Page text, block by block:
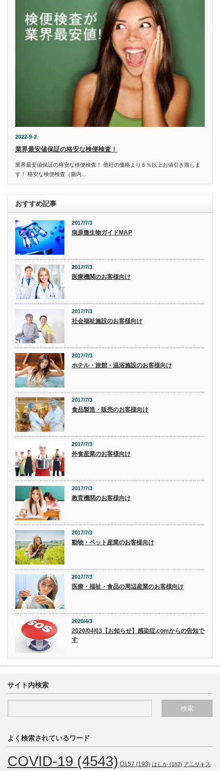
2022-9-2
業界最安値保証の格安な検便検査！
業界最安値保証の格安な検便検査！ 他社の価格より５％以上お値引き致しま
す！ 格安な検便検査（腸内…
おすすめ記事
2017/7/3
病原微生物ガイドMAP
2017/7/3
医療機関のお客様向け
2017/7/3
社会福祉施設のお客様向け
2017/7/3
ホテル・旅館・温浴施設のお客様向け
2017/7/3
食品製造・販売のお客様向け
2017/7/3
外食産業のお客様向け
2017/7/3
教育機関のお客様向け
2017/7/3
動物・ペット産業のお客様向け
2017/7/3
医療・福祉・食品の周辺産業のお客様向け
2020/4/3
2020/04/03【お知らせ】感染症.comからの告知で
す
サイト内検索
よく検索されているワード
COVID-19 (4543) O157 (193) はしか (182) アニサキス